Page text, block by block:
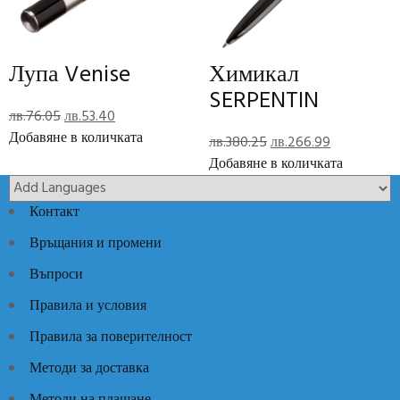
Отзиви (0)
Reviews
There are no reviews yet.
Add Review
Код:JS4254Категории:Луксозни идеи,Луксозни химикалки
Лупа Venise
лв.76.05Original
price
лв.76.05.
лв.53.40Текущата
цена
лв.53.40.
Добавяне в количката
Химикал
SERPENTIN
лв.380.25Original
price
лв.380.25.
лв.266.99Текущата
цена
лв.266.99.
Добавяне в количката
Контакт
Връщания и промени
Въпроси
Правила и условия
Правила за поверителност
Методи за доставка